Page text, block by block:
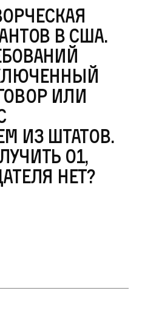
в США.
или
из Штатов.
О1,
нет?